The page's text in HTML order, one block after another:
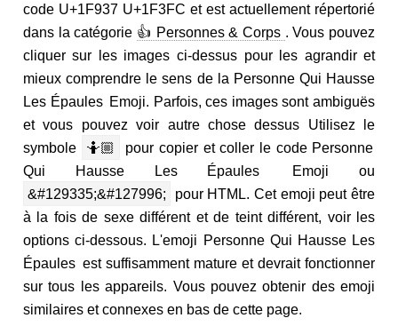
code U+1F937 U+1F3FC et est actuellement répertorié
dans la catégorie 👍 Personnes & Corps . Vous pouvez
cliquer sur les images ci-dessus pour les agrandir et
mieux comprendre le sens de la Personne Qui Hausse
Les Épaules Emoji. Parfois, ces images sont ambiguës
et vous pouvez voir autre chose dessus Utilisez le
symbole
🤷🏼
pour copier et coller le code Personne
Qui Hausse Les Épaules Emoji ou
&#129335;&#127996;
pour HTML. Cet emoji peut être
à la fois de sexe différent et de teint différent, voir les
options ci-dessous. L'emoji Personne Qui Hausse Les
Épaules est suffisamment mature et devrait fonctionner
sur tous les appareils. Vous pouvez obtenir des emoji
similaires et connexes en bas de cette page.